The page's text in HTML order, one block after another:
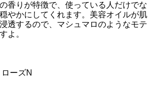
香りが特徴で、使っている人だけでな
やかにしてくれます。美容オイルが肌
透するので、マシュマロのようなモテ
よ。
ーズN